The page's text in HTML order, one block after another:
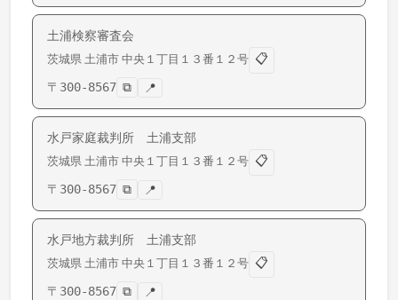
土浦検察審査会
茨城県 土浦市 中央 １丁目１３番１２号 📋
〒 300-8567 ⧉ 📍
水戸家庭裁判所 土浦支部
茨城県 土浦市 中央 １丁目１３番１２号 📋
〒 300-8567 ⧉ 📍
水戸地方裁判所 土浦支部
茨城県 土浦市 中央 １丁目１３番１２号 📋
〒 300-8567 ⧉ 📍